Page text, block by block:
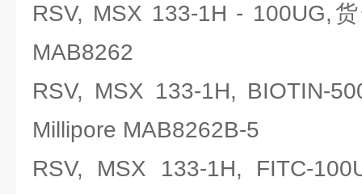
RSV, MSX 133-1H - 100UG,
MAB8262
RSV, MSX 133-1H, BIOTIN-
Millipore MAB8262B-5
RSV, MSX 133-1H, FITC-